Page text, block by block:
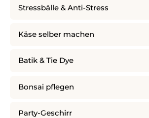
Stressbälle & Anti-Stress
Käse selber machen
Batik & Tie Dye
Bonsai pflegen
Party-Geschirr